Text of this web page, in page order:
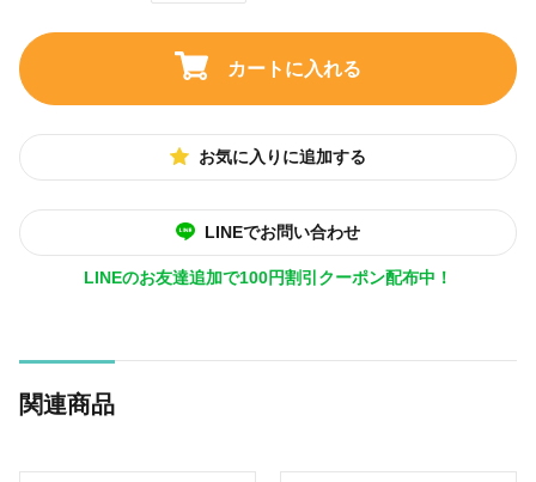
カートに入れる
お気に入りに追加する
LINEでお問い合わせ
LINEのお友達追加で100円割引クーポン配布中！
関連商品